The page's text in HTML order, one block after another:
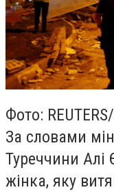
Фото:
За словами
Туреччини Алі
жінка, яку